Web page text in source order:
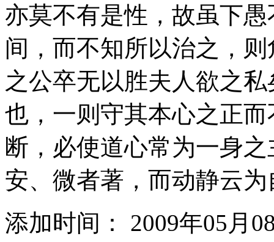
亦莫不有是性，故虽下
间，而不知所以治之，
之公卒无以胜夫人欲之
也，一则守其本心之正
断，必使道心常为一身
安、微者著，而动静云
添加时间： 2009年05月